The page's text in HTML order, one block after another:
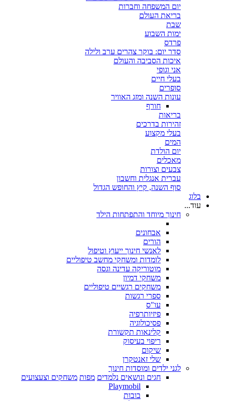
יום המשפחה וחברות
בריאת העולם
שבת
ימות השבוע
פרדס
סדר יום: בוקר צהרים ערב ולילה
איכות הסביבה והעולם
אני וגופי
בעלי חיים
סופרים
עונות השנה ומזג האוויר
חורף
בריאות
זהירות בדרכים
בעלי מקצוע
המים
יום הולדת
מאכלים
צבעים וצורות
עברית אנגלית וחשבון
סוף השנה, קיץ והחופש הגדול
בלוג
עוד...
חינוך מיוחד והתפתחות הילד
אבחונים
הורים
לאנשי חינוך ייעוץ וטיפול
לומדות ומשחקי מחשב טיפוליים
מוטוריקה עדינה וגסה
משחקי דמיון
משחקים רגשיים טיפוליים
ספרי רגשות
עו"ס
פיזיותרפיה
פסיכולוגיה
קלינאות תקשורת
ריפוי בעיסוק
שיקום
שלי זאנטקרן
לגני ילדים ומוסדות חינוך
חגים ונושאים נלמדים מפות משחקים וצעצועים
Playmobil
בובות